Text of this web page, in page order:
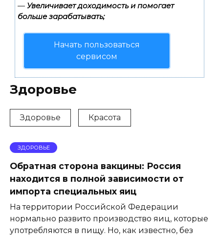
— Увеличивает доходимость и помогает
больше зарабатывать;
Начать пользоваться
сервисом
Здоровье
Здоровье Красота
ЗДОРОВЬЕ
Обратная сторона вакцины: Россия
находится в полной зависимости от
импорта специальных яиц
На территории Российской Федерации
нормально развито производство яиц, которые
употребляются в пищу. Но, как известно, без